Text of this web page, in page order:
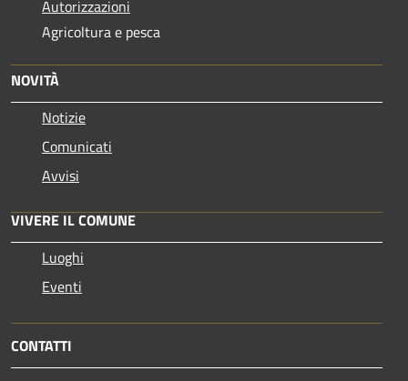
Autorizzazioni
Agricoltura e pesca
NOVITÀ
Notizie
Comunicati
Avvisi
VIVERE IL COMUNE
Luoghi
Eventi
CONTATTI